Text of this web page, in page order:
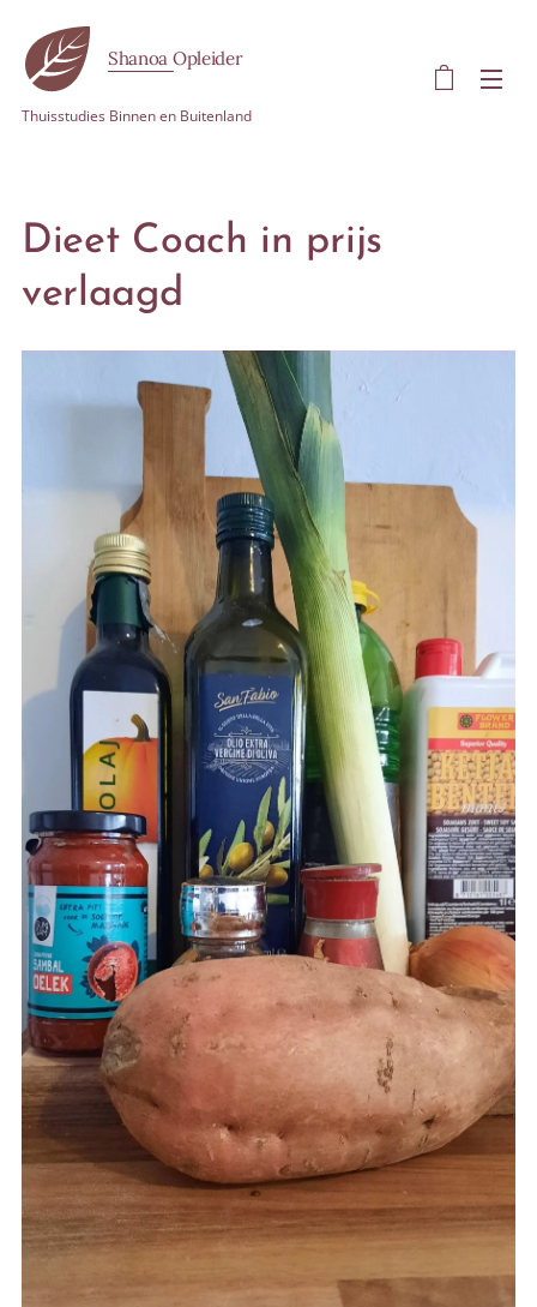
Shanoa Opleider
Thuisstudies Binnen en Buitenland
Dieet Coach in prijs
verlaagd